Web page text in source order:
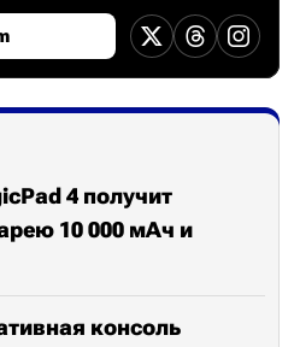
4 получит
10 000 мАч и
консоль